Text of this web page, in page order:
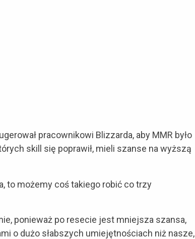
pracownikowi Blizzarda, aby MMR było
skill się poprawił, mieli szanse na wyższą
to możemy coś takiego robić co trzy
ponieważ po resecie jest mniejsza szansa,
o dużo słabszych umiejętnościach niż nasze,